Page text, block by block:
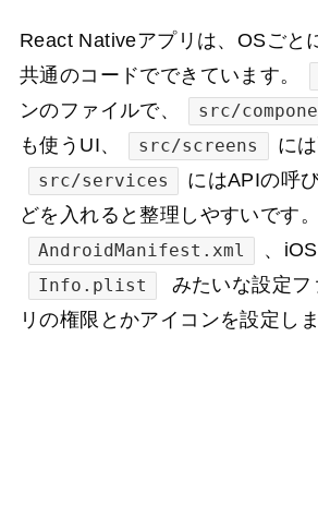
React Nativeアプリは、OSごと
共通のコードでできています。
ンのファイルで、
src/
も使うUI、
src/screens に
src/services
にはAPIの呼
どを入れると整理しやすいです
AndroidManifest.xml 、
Info.plist
みたいな設定
リの権限とかアイコンを設定しま